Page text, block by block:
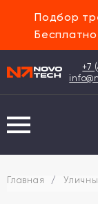
Подбор
+7
Главная /